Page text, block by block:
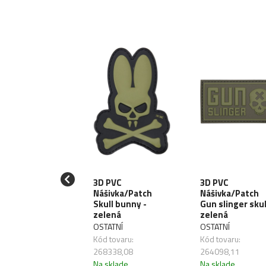
3D PVC
Nášivka/Patch
Skull bunny -
zelená
OSTATNÍ
Kód tovaru:
268338,08
3D PVC
Nášivka/Patch
Gun slinger
zelená
OSTATNÍ
Kód tovaru:
264098,11